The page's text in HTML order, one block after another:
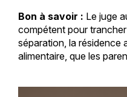
Bon à savoir : Le juge
compétent pour
séparation, la résidence
alimentaire, que les